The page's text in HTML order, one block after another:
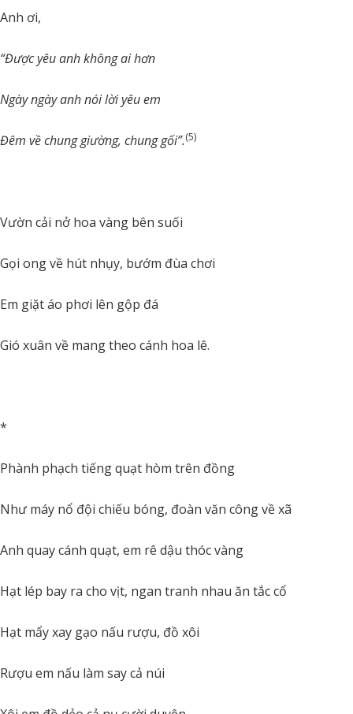
Anh ơi,
“Được yêu anh không ai hơn
Ngày ngày anh nói lời yêu em
Đêm về chung giường, chung gối”.(5)
Vườn cải nở hoa vàng bên suối
Gọi ong về hút nhụy, bướm đùa chơi
Em giặt áo phơi lên gộp đá
Gió xuân về mang theo cánh hoa lê.
*
Phành phạch tiếng quạt hòm trên đồng
Như máy nổ đội chiếu bóng, đoàn văn công về xã
Anh quay cánh quạt, em rê dậu thóc vàng
Hạt lép bay ra cho vịt, ngan tranh nhau ăn tắc cổ
Hạt mẩy xay gạo nấu rượu, đồ xôi
Rượu em nấu làm say cả núi